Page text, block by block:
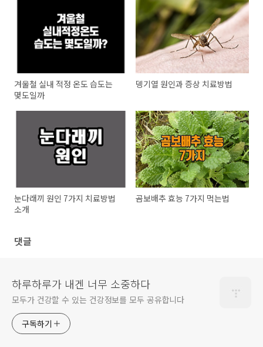
겨울철 실내 적정 온도 습도는
몇도일까
뎅기열 원인과 증상 치료방법
눈다래끼 원인 7가지 치료방법
소개
곰보배추 효능 7가지 먹는법
댓글
하루하루가 내겐 너무 소중하다
모두가 건강할 수 있는 건강정보를 모두 공유합니다
구독하기